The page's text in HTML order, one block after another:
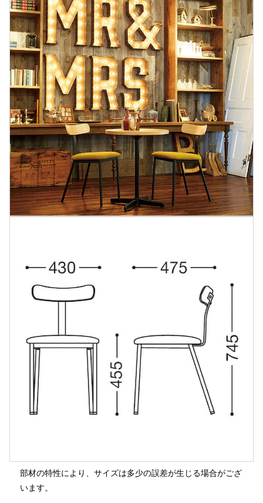
部材の特性により、サイズは多少の誤差が生じる場合がござ
います。